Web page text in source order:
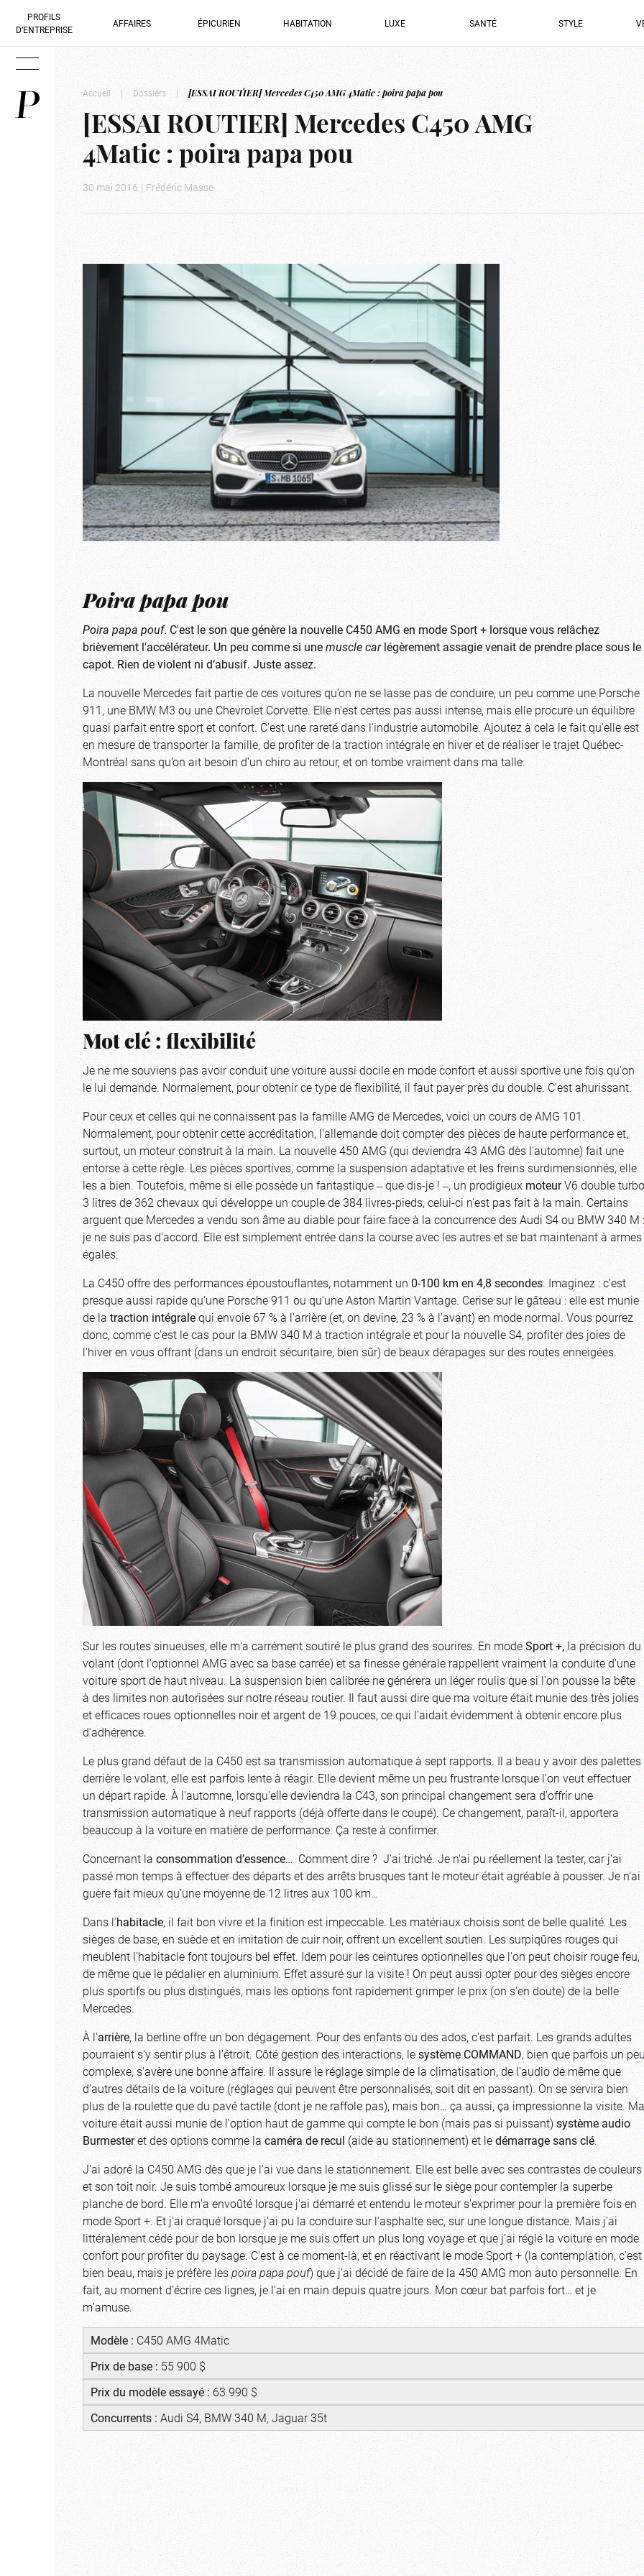
PROFILS
D’ENTREPRISE
AFFAIRES ÉPICURIEN HABITATION LUXE SANTÉ STYLE
Accueil | Dossiers | [ESSAI ROUTIER] Mercedes C450 AMG 4Matic : poira papa pou
[ESSAI ROUTIER] Mercedes C450 AMG
4Matic : poira papa pou
30 mai 2016 | Frédéric Masse
Poira papa pou
Poira papa pouf. C'est le son que génère la nouvelle C450 AMG en modeSport + lorsque vous relâchez
brièvement l'accélérateur. Un peu commesi unemuscle carlégèrement assagie venait de prendre place sous le
capot. Rien de violent ni d’abusif. Juste assez.
La nouvelle Mercedes fait partie de ces voitures qu’on ne se lasse pas de conduire, un peu comme une Porsche
911, une BMW M3 ou une Chevrolet Corvette. Elle n'est certes pas aussi intense, mais elle procure un équilibre
quasi parfait entre sport et confort. C'est une rareté dans l'industrie automobile. Ajoutez à cela le fait qu'elle est
en mesure de transporter la famille, de profiter de la traction intégrale en hiver et de réaliser le trajet Québec-
Montréal sans qu’on ait besoin d'un chiro au retour, et on tombe vraiment dans ma talle.
Mot clé : flexibilité
Je ne me souviens pas avoir conduit une voiture aussi docile en mode confort et aussi sportive une fois qu'on
le lui demande. Normalement, pour obtenir ce type de flexibilité, il faut payer près du double. C'est ahurissant.
Pour ceux et celles qui ne connaissent pas la famille AMG de Mercedes, voici un cours de AMG 101.
Normalement, pour obtenir cette accréditation, l'allemande doit compter des pièces de haute performance et,
surtout, un moteur construit à la main. La nouvelle 450 AMG (qui deviendra 43 AMG dès l'automne) fait une
entorse à cette règle. Les pièces sportives, comme la suspension adaptative et les freins surdimensionnés, elle
les a bien. Toutefois, même si elle possède un fantastique ‒ que dis-je ! ‒, un prodigieux moteurV6 double turbo
3 litres de 362 chevaux qui développe un couple de 384 livres-pieds, celui-ci n'est pas fait à la main. Certains
arguent que Mercedes a vendu son âme au diable pour faire face à la concurrence des Audi S4 ou BMW 340 M :
je ne suis pas d'accord. Elle est simplement entrée dans la course avec les autres et se bat maintenant à armes
égales.
La C450 offre des performances époustouflantes, notamment un0-100 km en 4,8 secondes. Imaginez : c'est
presque aussi rapide qu'une Porsche 911 ou qu'une Aston Martin Vantage. Cerise sur le gâteau : elle est munie
de latraction intégralequi envoie 67 % à l'arrière (et, on devine, 23 % à l'avant) en mode normal. Vous pourrez
donc, comme c'est le cas pour la BMW 340 M à traction intégrale et pour la nouvelle S4, profiter des joies de
l'hiver en vous offrant (dans un endroit sécuritaire, bien sûr) de beaux dérapages sur des routes enneigées.
Sur les routes sinueuses, elle m'a carrément soutiré le plus grand des sourires. En modeSport +,la précision du
volant (dont l'optionnel AMG avec sa base carrée) et sa finesse générale rappellent vraiment la conduite d'une
voiture sport de haut niveau. La suspension bien calibrée ne générera un léger roulis que si l'on pousse la bête
à des limites non autorisées sur notre réseau routier. Il faut aussi dire que ma voiture était munie des très jolies
et efficaces roues optionnelles noir et argent de 19 pouces, ce qui l'aidait évidemment à obtenir encore plus
d'adhérence.
Le plus grand défaut de la C450 est sa transmission automatique à sept rapports. Il a beau y avoir des palettes
derrière le volant, elle est parfois lente à réagir. Elle devient même un peu frustrante lorsque l'on veut effectuer
un départ rapide. À l'automne, lorsqu'elle deviendra la C43, son principal changement sera d'offrir une
transmission automatique à neuf rapports (déjà offerte dans le coupé). Ce changement, paraît-il, apportera
beaucoup à la voiture en matière de performance. Ça reste à confirmer.
Concernant laconsommation d’essence… Comment dire ? J’ai triché. Je n'ai pu réellement la tester, car j'ai
passé mon temps à effectuer des départs et des arrêts brusques tant le moteur était agréable à pousser. Je n'ai
guère fait mieux qu'une moyenne de 12 litres aux 100 km…
Dans l'habitacle, il fait bon vivre et la finition est impeccable. Les matériaux choisis sont de belle qualité. Les
sièges de base, en suède et en imitation de cuir noir, offrent un excellent soutien. Les surpiqûres rouges qui
meublent l'habitacle font toujours bel effet. Idem pour les ceintures optionnelles que l'on peut choisir rouge feu,
de même que le pédalier en aluminium. Effet assuré sur la visite ! On peut aussi opter pour des sièges encore
plus sportifs ou plus distingués, mais les options font rapidement grimper le prix (on s'en doute) de la belle
Mercedes.
À l'arrière, la berline offre un bon dégagement. Pour des enfants ou des ados, c'est parfait. Les grands adultes
pourraient s'y sentir plus à l’étroit. Côté gestion des interactions, lesystème COMMAND, bien que parfois un
complexe, s'avère une bonne affaire. Il assure le réglage simple de la climatisation, de l'audio de même que
d’autres détails de la voiture (réglages qui peuvent être personnalisés, soit dit en passant). On se servira bien
plus de la roulette que du pavé tactile (dont je ne raffole pas), mais bon… ça aussi, ça impressionne la visite. Ma
voiture était aussi munie de l'option haut de gamme qui compte le bon (mais pas si puissant)système audio
Burmesteret des options comme lacaméra de recul (aide au stationnement) et ledémarrage sans clé.
J'ai adoré la C450 AMG dès que je l'ai vue dans le stationnement. Elle est belle avec ses contrastes de couleurs
et son toit noir. Je suis tombé amoureux lorsque je me suis glissé sur le siège pour contempler la superbe
planche de bord. Elle m'a envoûté lorsque j'ai démarré et entendu le moteur s'exprimer pour la première fois en
mode Sport +. Et j'ai craqué lorsque j'ai pu la conduire sur l'asphalte sec, sur une longue distance. Mais j'ai
littéralement cédé pour de bon lorsque je me suis offert un plus long voyage et que j’ai réglé la voiture en mode
confort pour profiter du paysage. C'est à ce moment-là, et en réactivant le mode Sport + (la contemplation, c'est
bien beau, mais je préfère lespoira papa pouf) que j’ai décidé de faire de la 450 AMG mon auto personnelle. En
fait, au moment d'écrire ces lignes, je l'ai en main depuis quatre jours. Mon cœur bat parfois fort… et je
m'amuse.
Modèle : C450 AMG 4Matic
Prix de base : 55 900 $
Prix du modèle essayé : 63 990 $
Concurrents : Audi S4, BMW 340 M, Jaguar 35t